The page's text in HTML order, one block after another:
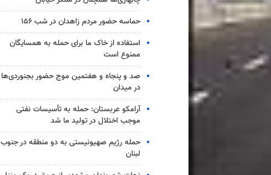
حماسه حضور مردم زاهدان در شب ۱۵۶
استفاده از خاک ما برای حمله به همسایگان
ممنوع است
صد و پنجاه و هفتمین موج حضور بجنوردی‌ها
در میدان
آرامکو عربستان: حمله به تأسیسات نفتی
موجب اختلال در تولید ما شد
حمله رژیم صهیونیستی به دو منطقه در جنوب
لبنان